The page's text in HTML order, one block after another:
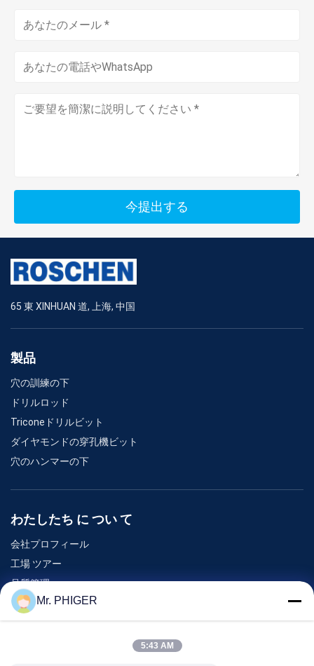
今提出する
65 東 XINHUAN 道, 上海, 中国
製品
穴の訓練の下
ドリルロッド
Triconeドリルビット
ダイヤモンドの穿孔機ビット
穴のハンマーの下
わたしたち に つい て
会社プロフィール
工場 ツアー
品質管理
地図
連絡 ください
Mr. PHIGER
5:43 AM